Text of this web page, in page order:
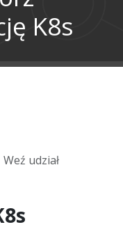
K8s
Weź udział